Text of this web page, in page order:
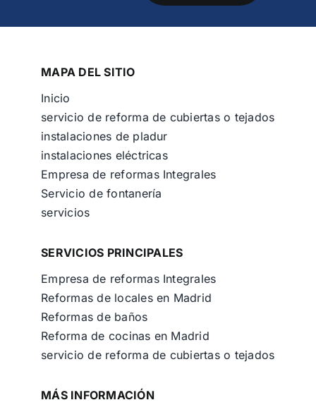
MAPA DEL SITIO
Inicio
servicio de reforma de cubiertas o tejados
instalaciones de pladur
instalaciones eléctricas
Empresa de reformas Integrales
Servicio de fontanería
servicios
SERVICIOS PRINCIPALES
Empresa de reformas Integrales
Reformas de locales en Madrid
Reformas de baños
Reforma de cocinas en Madrid
servicio de reforma de cubiertas o tejados
MÁS INFORMACIÓN